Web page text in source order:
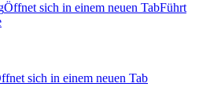
Öffnet sich in einem neuen TabFührt
sich in einem neuen Tab